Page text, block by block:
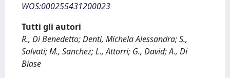
WOS:000255431200023
Tutti gli autori
R., Di Benedetto; Denti, Michela Alessandra; S.,
Salvati; M., Sanchez; L., Attorri; G., David; A., Di
Biase